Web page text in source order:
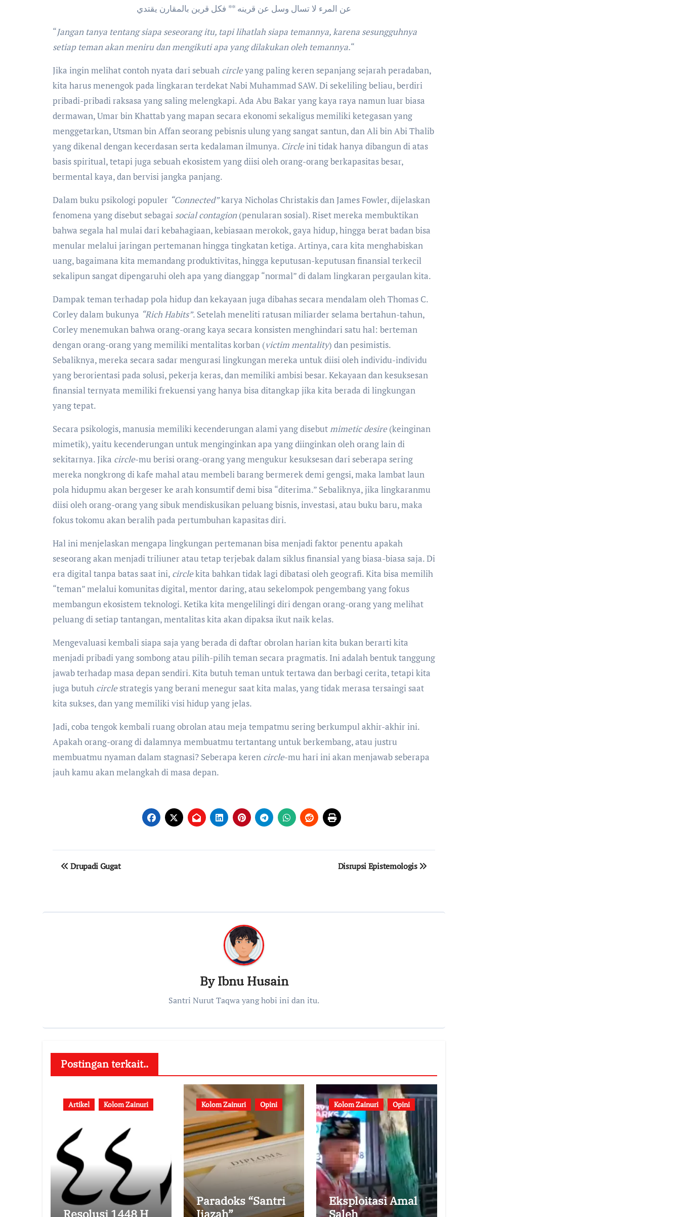
عن المرء لا تسال وسل عن قرينه ** فكل قرين بالمقارن يقتدي
“Jangan tanya tentang siapa seseorang itu, tapi lihatlah siapa temannya, karena sesungguhnya
setiap teman akan meniru dan mengikuti apa yang dilakukan oleh temannya.“
Jika ingin melihat contoh nyata dari sebuah circleyang paling keren sepanjang sejarah peradaban,
kita harus menengok pada lingkaran terdekat Nabi Muhammad SAW. Di sekeliling beliau, berdiri
pribadi-pribadi raksasa yang saling melengkapi. Ada Abu Bakar yang kaya raya namun luar biasa
dermawan, Umar bin Khattab yang mapan secara ekonomi sekaligus memiliki ketegasan yang
menggetarkan, Utsman bin Affan seorang pebisnis ulung yang sangat santun, dan Ali bin Abi Thalib
yang dikenal dengan kecerdasan serta kedalaman ilmunya. Circleini tidak hanya dibangun di atas
basis spiritual, tetapi juga sebuah ekosistem yang diisi oleh orang-orang berkapasitas besar,
bermental kaya, dan bervisi jangka panjang.
Dalam buku psikologi populer “Connected”karya Nicholas Christakis dan James Fowler, dijelaskan
fenomena yang disebut sebagai social contagion(penularan sosial). Riset mereka membuktikan
bahwa segala hal mulai dari kebahagiaan, kebiasaan merokok, gaya hidup, hingga berat badan bisa
menular melalui jaringan pertemanan hingga tingkatan ketiga. Artinya, cara kita menghabiskan
uang, bagaimana kita memandang produktivitas, hingga keputusan-keputusan finansial terkecil
sekalipun sangat dipengaruhi oleh apa yang dianggap “normal” di dalam lingkaran pergaulan kita.
Dampak teman terhadap pola hidup dan kekayaan juga dibahas secara mendalam oleh Thomas C.
Corley dalam bukunya “Rich Habits”. Setelah meneliti ratusan miliarder selama bertahun-tahun,
Corley menemukan bahwa orang-orang kaya secara konsisten menghindari satu hal: berteman
dengan orang-orang yang memiliki mentalitas korban (victim mentality) dan pesimistis.
Sebaliknya, mereka secara sadar mengurasi lingkungan mereka untuk diisi oleh individu-individu
yang berorientasi pada solusi, pekerja keras, dan memiliki ambisi besar. Kekayaan dan kesuksesan
finansial ternyata memiliki frekuensi yang hanya bisa ditangkap jika kita berada di lingkungan
yang tepat.
Secara psikologis, manusia memiliki kecenderungan alami yang disebutmimetic desire(keinginan
mimetik), yaitu kecenderungan untuk menginginkan apa yang diinginkan oleh orang lain di
sekitarnya. Jika circle-mu berisi orang-orang yang mengukur kesuksesan dari seberapa sering
mereka nongkrong di kafe mahal atau membeli barang bermerek demi gengsi, maka lambat laun
pola hidupmu akan bergeser ke arah konsumtif demi bisa “diterima.” Sebaliknya, jika lingkaranmu
diisi oleh orang-orang yang sibuk mendiskusikan peluang bisnis, investasi, atau buku baru, maka
fokus tokomu akan beralih pada pertumbuhan kapasitas diri.
Hal ini menjelaskan mengapa lingkungan pertemanan bisa menjadi faktor penentu apakah
seseorang akan menjadi triliuner atau tetap terjebak dalam siklus finansial yang biasa-biasa saja. Di
era digital tanpa batas saat ini, circlekita bahkan tidak lagi dibatasi oleh geografi. Kita bisa memilih
“teman” melalui komunitas digital, mentor daring, atau sekelompok pengembang yang fokus
membangun ekosistem teknologi. Ketika kita mengelilingi diri dengan orang-orang yang melihat
peluang di setiap tantangan, mentalitas kita akan dipaksa ikut naik kelas.
Mengevaluasi kembali siapa saja yang berada di daftar obrolan harian kita bukan berarti kita
menjadi pribadi yang sombong atau pilih-pilih teman secara pragmatis. Ini adalah bentuk tanggung
jawab terhadap masa depan sendiri. Kita butuh teman untuk tertawa dan berbagi cerita, tetapi kita
juga butuh circlestrategis yang berani menegur saat kita malas, yang tidak merasa tersaingi saat
kita sukses, dan yang memiliki visi hidup yang jelas.
Jadi, coba tengok kembali ruang obrolan atau meja tempatmu sering berkumpul akhir-akhir ini.
Apakah orang-orang di dalamnya membuatmu tertantang untuk berkembang, atau justru
membuatmu nyaman dalam stagnasi? Seberapa keren circle-mu hari ini akan menjawab seberapa
jauh kamu akan melangkah di masa depan.
Navigasi
Drupadi Gugat Disrupsi Epistemologis
ByIbnu Husain
Santri Nurut Taqwa yang hobi ini dan itu.
Postingan terkait..
Artikel Kolom Zainuri
Resolusi 1448 H
Kolom Zainuri Opini
Paradoks “Santri
Ijazah”
Kolom Zainuri Opini
Eksploitasi Amal
Saleh